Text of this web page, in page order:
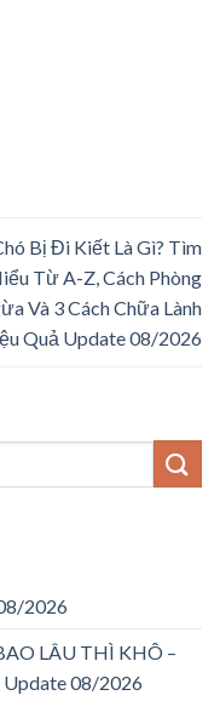
Bị Đi Kiết Là Gì? Tìm
Từ A-Z, Cách Phòng
Và 3 Cách Chữa Lành
Quả Update 08/2026
2026
LÂU THÌ KHÔ –
08/2026